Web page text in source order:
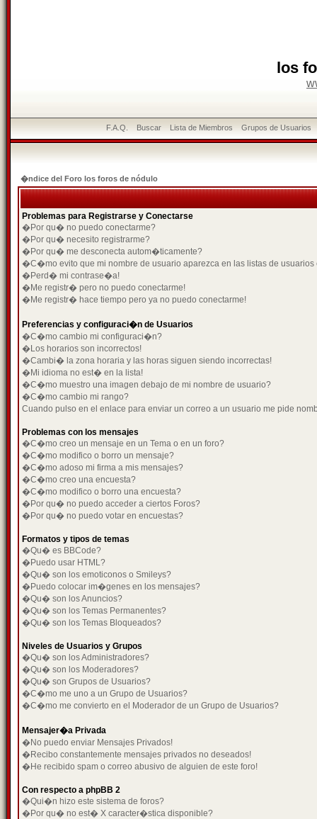
los
F.A.Q. Buscar Lista de Miembros Grupos de Usuarios
�ndice del Foro los foros de nódulo
Problemas para Registrarse y Conectarse
�Por qu� no puedo conectarme?
�Por qu� necesito registrarme?
�Por qu� me desconecta autom�ticamente?
�C�mo evito que mi nombre de usuario aparezca en las listas de usuarios
�Perd� mi contrase�a!
�Me registr� pero no puedo conectarme!
�Me registr� hace tiempo pero ya no puedo conectarme!
Preferencias y configuraci�n de Usuarios
�C�mo cambio mi configuraci�n?
�Los horarios son incorrectos!
�Cambi� la zona horaria y las horas siguen siendo incorrectas!
�Mi idioma no est� en la lista!
�C�mo muestro una imagen debajo de mi nombre de usuario?
�C�mo cambio mi rango?
Cuando pulso en el enlace para enviar un correo a un usuario me pide
Problemas con los mensajes
�C�mo creo un mensaje en un Tema o en un foro?
�C�mo modifico o borro un mensaje?
�C�mo adoso mi firma a mis mensajes?
�C�mo creo una encuesta?
�C�mo modifico o borro una encuesta?
�Por qu� no puedo acceder a ciertos Foros?
�Por qu� no puedo votar en encuestas?
Formatos y tipos de temas
�Qu� es BBCode?
�Puedo usar HTML?
�Qu� son los emoticonos o Smileys?
�Puedo colocar im�genes en los mensajes?
�Qu� son los Anuncios?
�Qu� son los Temas Permanentes?
�Qu� son los Temas Bloqueados?
Niveles de Usuarios y Grupos
�Qu� son los Administradores?
�Qu� son los Moderadores?
�Qu� son Grupos de Usuarios?
�C�mo me uno a un Grupo de Usuarios?
�C�mo me convierto en el Moderador de un Grupo de Usuarios?
Mensajer�a Privada
�No puedo enviar Mensajes Privados!
�Recibo constantemente mensajes privados no deseados!
�He recibido spam o correo abusivo de alguien de este foro!
Con respecto a phpBB 2
�Qui�n hizo este sistema de foros?
�Por qu� no est� X caracter�stica disponible?